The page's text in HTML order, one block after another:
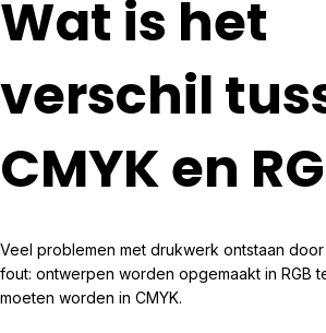
Wat is het
verschil
CMYK en
Veel problemen met drukwerk ontstaan
fout: ontwerpen worden opgemaakt in RGB
moeten worden in CMYK.